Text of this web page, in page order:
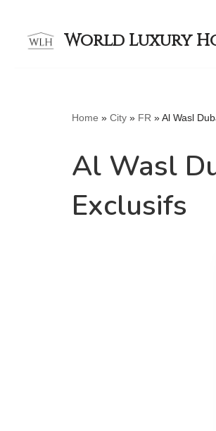
Skip
World Luxury
Home » City » FR »Al Wasl
Al Wasl
Exclusifs